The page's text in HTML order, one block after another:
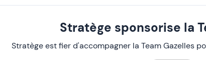
Stratège sponsorise la
Stratège est fier d'accompagner la Team Gazelles